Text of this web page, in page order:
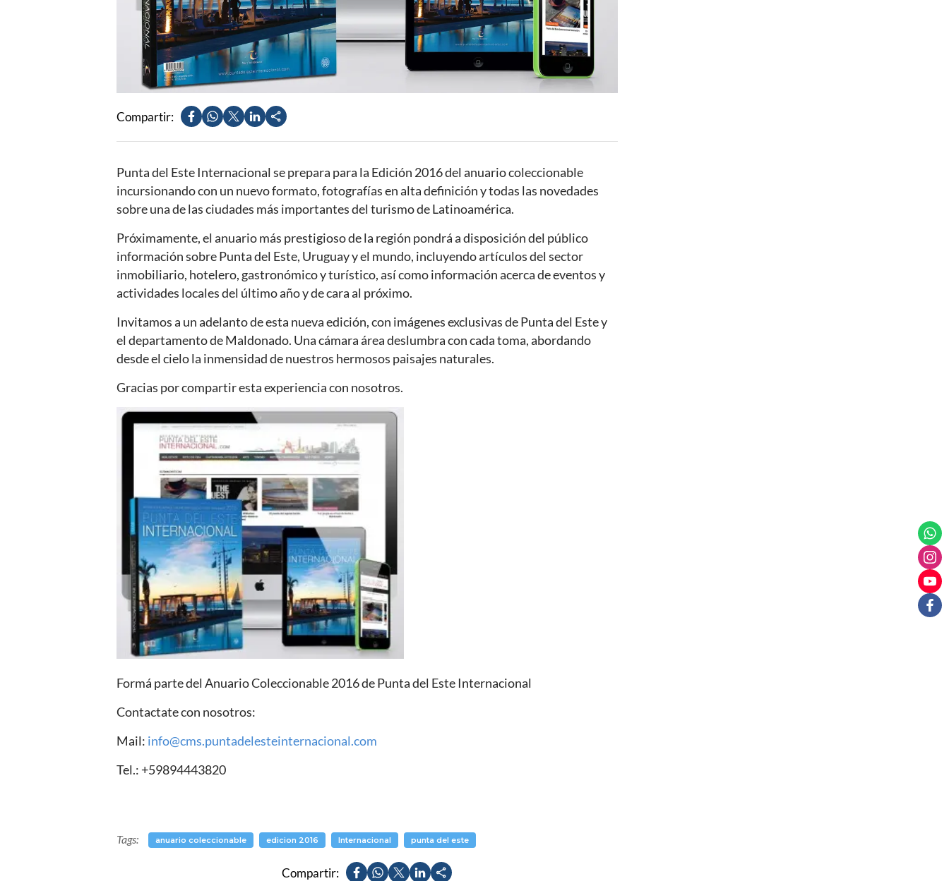
Compartir:
Punta del Este Internacional se prepara para la Edición 2016 del anuario coleccionable
incursionando con un nuevo formato, fotografías en alta definición y todas las novedades
sobre una de las ciudades más importantes del turismo de Latinoamérica.
Próximamente, el anuario más prestigioso de la región pondrá a disposición del público
información sobre Punta del Este, Uruguay y el mundo, incluyendo artículos del sector
inmobiliario, hotelero, gastronómico y turístico, así como información acerca de eventos y
actividades locales del último año y de cara al próximo.
Invitamos a un adelanto de esta nueva edición, con imágenes exclusivas de Punta del Este y
el departamento de Maldonado. Una cámara área deslumbra con cada toma, abordando
desde el cielo la inmensidad de nuestros hermosos paisajes naturales.
Gracias por compartir esta experiencia con nosotros.
Formá parte del Anuario Coleccionable 2016 de Punta del Este Internacional
Contactate con nosotros:
Mail: info@cms.puntadelesteinternacional.com
Tel.: +59894443820
Tags: anuario coleccionable edicion 2016 Internacional punta del este
Compartir: